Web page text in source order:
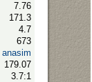
7.76
171.3
4.7
673
anasim
179.07
3.7:1